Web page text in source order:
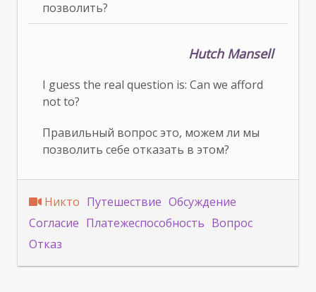
позволить?
Hutch Mansell
I guess the real question is: Can we afford
not to?
Правильный вопрос это, можем ли мы
позволить себе отказать в этом?
Никто Путешествие Обсуждение
Согласие Платежеспособность Вопрос
Отказ